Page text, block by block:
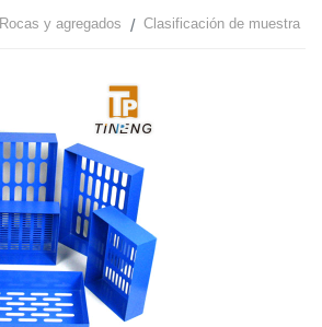
Rocas y agregados Clasificación de muestra